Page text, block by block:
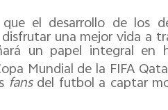
el desarrollo de los
una mejor vida a
un papel integral
Mundial de la FIFA
fansdel futbol a captar